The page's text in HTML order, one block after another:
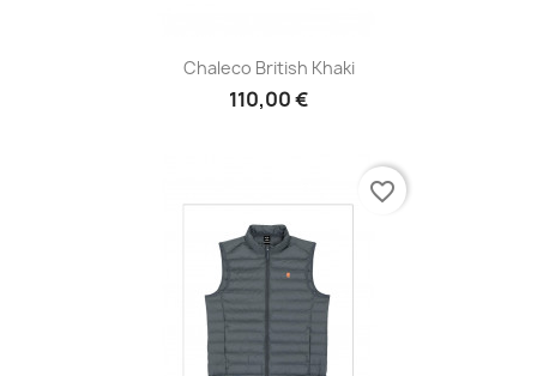
Chaleco British Khaki
110,00 €
favorite_border